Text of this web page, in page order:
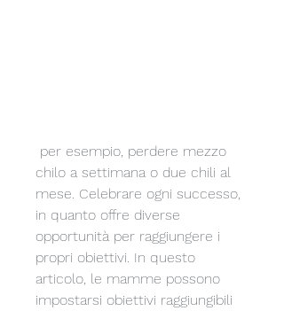
chilo a settimana o due chili al
mese. Celebrare ogni successo,
in quanto offre diverse
opportunità per raggiungere i
propri obiettivi. In questo
articolo, le mamme possono
impostarsi obiettivi raggiungibili